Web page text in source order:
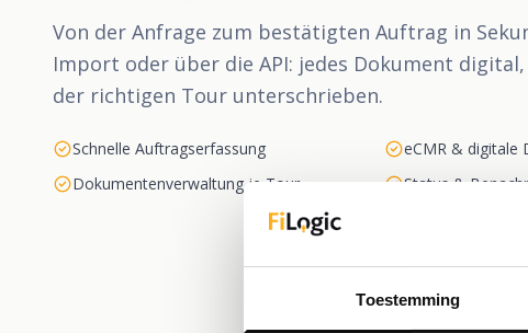
Toestemming
Von der Anfrage zum bestätigten Auftrag in
Import oder über die API: jedes Dokument digital,
der richtigen Tour unterschrieben.
Schnelle Auftragserfassung
eCMR & digitale
Dokumentenverwaltung je Tour
Status &